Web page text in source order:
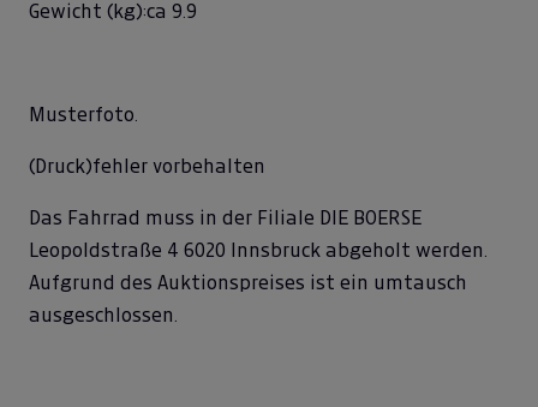
Gewicht (kg):ca 9.9
Musterfoto.
(Druck)fehler vorbehalten
Das Fahrrad muss in der Filiale DIE BOERSE
Leopoldstraße 4 6020 Innsbruck abgeholt werden.
Aufgrund des Auktionspreises ist ein umtausch
ausgeschlossen.